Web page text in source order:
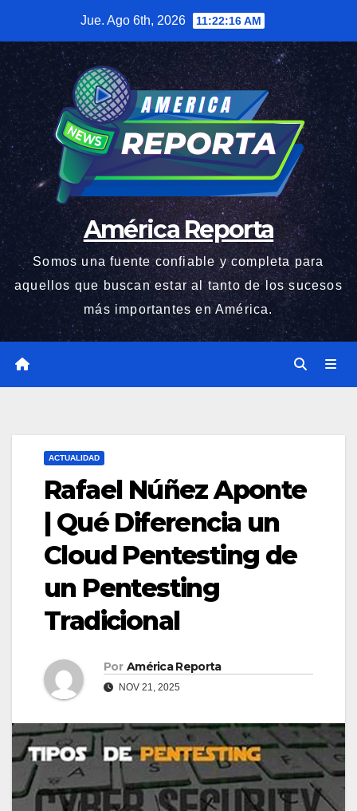
contenido
Jue. Ago 6th, 2026 11:22:18 AM
América Reporta
Somos una fuente confiable y completa para
aquellos que buscan estar al tanto de los sucesos
más importantes en América.
ACTUALIDAD
Rafael Núñez Aponte
| Qué Diferencia un
Cloud Pentesting de
un Pentesting
Tradicional
Por América Reporta
NOV 21, 2025